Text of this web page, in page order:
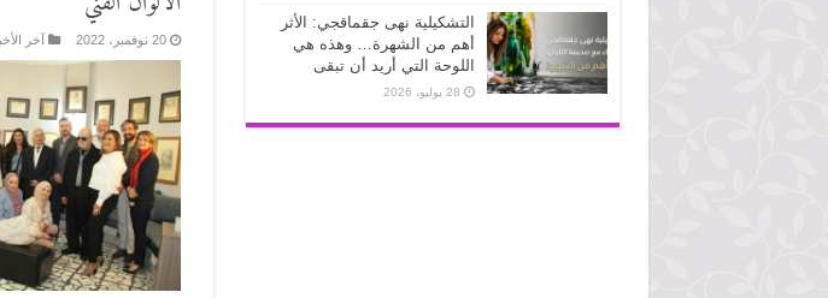
20 نوفمبر، 2022 آخر
التشكيلية نهى جقماقجي: الأثر
أهم من الشهرة… وهذه هي
اللوحة التي أريد أن تبقى
28 يوليو، 2026